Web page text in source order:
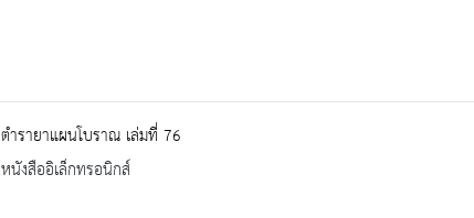
ตำรายาแผนโบราณ เล่มที่ 76
หนังสืออิเล็กทรอนิกส์